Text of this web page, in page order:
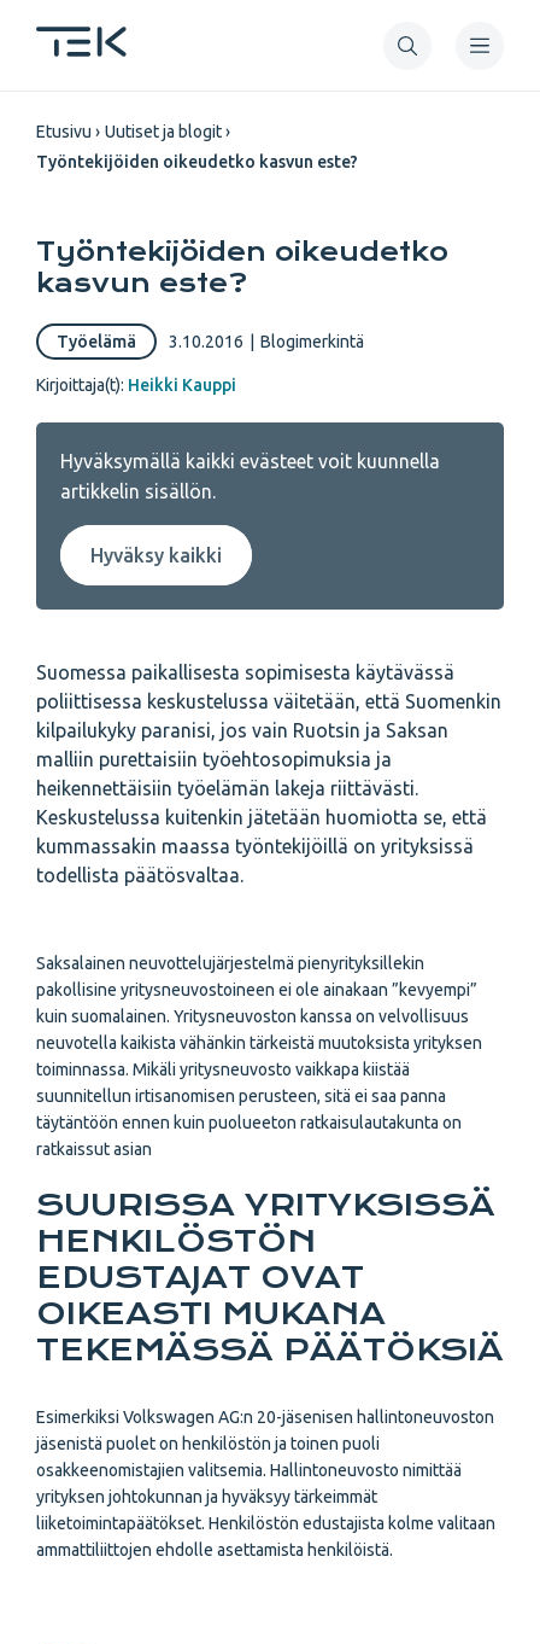
pääsisältöön
Murupolku
Etusivu
Uutiset ja blogit
Työntekijöiden oikeudetko kasvun este?
Työntekijöiden oikeudetko
kasvun este?
Työelämä 3.10.2016 Blogimerkintä
Kirjoittaja(t): Heikki Kauppi
Hyväksymällä kaikki evästeet voit kuunnella
artikkelin sisällön.
Hyväksy kaikki
Suomessa paikallisesta sopimisesta käytävässä
poliittisessa keskustelussa väitetään, että Suomenkin
kilpailukyky paranisi, jos vain Ruotsin ja Saksan
malliin purettaisiin työehtosopimuksia ja
heikennettäisiin työelämän lakeja riittävästi.
Keskustelussa kuitenkin jätetään huomiotta se, että
kummassakin maassa työntekijöillä on yrityksissä
todellista päätösvaltaa.
Saksalainen neuvottelujärjestelmä pienyrityksillekin
pakollisine yritysneuvostoineen ei ole ainakaan ”kevyempi”
kuin suomalainen. Yritysneuvoston kanssa on velvollisuus
neuvotella kaikista vähänkin tärkeistä muutoksista yrityksen
toiminnassa. Mikäli yritysneuvosto vaikkapa kiistää
suunnitellun irtisanomisen perusteen, sitä ei saa panna
täytäntöön ennen kuin puolueeton ratkaisulautakunta on
ratkaissut asian
SUURISSA YRITYKSISSÄ
HENKILÖSTÖN
EDUSTAJAT OVAT
OIKEASTI MUKANA
TEKEMÄSSÄ PÄÄTÖKSIÄ
Esimerkiksi Volkswagen AG:n 20-jäsenisen hallintoneuvoston
jäsenistä puolet on henkilöstön ja toinen puoli
osakkeenomistajien valitsemia. Hallintoneuvosto nimittää
yrityksen johtokunnan ja hyväksyy tärkeimmät
liiketoimintapäätökset. Henkilöstön edustajista kolme valitaan
ammattiliittojen ehdolle asettamista henkilöistä.